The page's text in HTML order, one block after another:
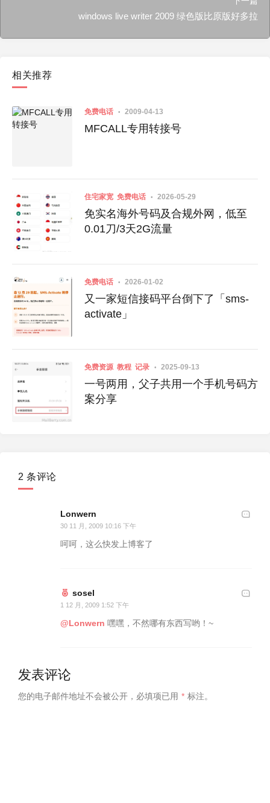
windows live writer 2009 绿色版比原版好多拉
相关推荐
免费电话 2009-04-13
MFCALL专用转接号
住宅家宽 免费电话 2026-05-29
免实名海外号码及合规外网，低至
0.01刀/3天2G流量
免费电话 2026-01-02
又一家短信接码平台倒下了「sms-
activate」
免费资源 教程 记录 2025-09-13
一号两用，父子共用一个手机号码方
案分享
2 条评论
Lonwern
30 11 月, 2009 10:16 下午
呵呵，这么快发上博客了
sosel
1 12 月, 2009 1:52 下午
@Lonwern 嘿嘿，不然哪有东西写哟！~
发表评论
您的电子邮件地址不会被公开， 必填项已用 * 标注。